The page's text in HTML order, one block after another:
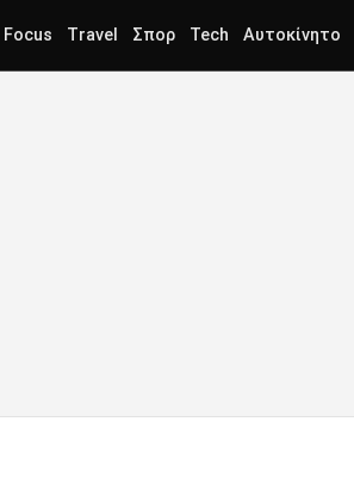
Focus Travel Σπορ Tech Αυτοκίνητο